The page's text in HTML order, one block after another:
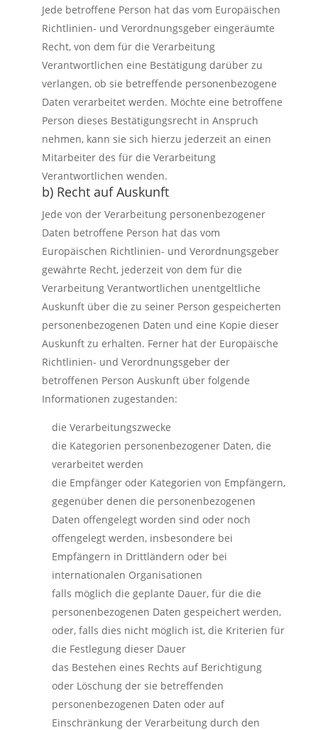
Jede betroffene Person hat das vom Europäischen
Richtlinien- und Verordnungsgeber eingeräumte
Recht, von dem für die Verarbeitung
Verantwortlichen eine Bestätigung darüber zu
verlangen, ob sie betreffende personenbezogene
Daten verarbeitet werden. Möchte eine betroffene
Person dieses Bestätigungsrecht in Anspruch
nehmen, kann sie sich hierzu jederzeit an einen
Mitarbeiter des für die Verarbeitung
Verantwortlichen wenden.
b) Recht auf Auskunft
Jede von der Verarbeitung personenbezogener
Daten betroffene Person hat das vom
Europäischen Richtlinien- und Verordnungsgeber
gewährte Recht, jederzeit von dem für die
Verarbeitung Verantwortlichen unentgeltliche
Auskunft über die zu seiner Person gespeicherten
personenbezogenen Daten und eine Kopie dieser
Auskunft zu erhalten. Ferner hat der Europäische
Richtlinien- und Verordnungsgeber der
betroffenen Person Auskunft über folgende
Informationen zugestanden:
die Verarbeitungszwecke
die Kategorien personenbezogener Daten, die
verarbeitet werden
die Empfänger oder Kategorien von Empfängern,
gegenüber denen die personenbezogenen
Daten offengelegt worden sind oder noch
offengelegt werden, insbesondere bei
Empfängern in Drittländern oder bei
internationalen Organisationen
falls möglich die geplante Dauer, für die die
personenbezogenen Daten gespeichert werden,
oder, falls dies nicht möglich ist, die Kriterien für
die Festlegung dieser Dauer
das Bestehen eines Rechts auf Berichtigung
oder Löschung der sie betreffenden
personenbezogenen Daten oder auf
Einschränkung der Verarbeitung durch den